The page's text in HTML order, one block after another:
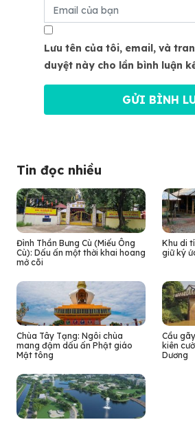
Lưu tên của tôi, email, và
duyệt này cho lần bình luận
Tin đọc nhiều
Đình Thần Bưng Cù (Miếu Ông
Cù): Dấu ấn một thời khai hoang
mở cõi
Khu di
giữ ký
Chùa Tây Tạng: Ngôi chùa
mang đậm dấu ấn Phật giáo
Mật tông
Cầu
kiên
Dương